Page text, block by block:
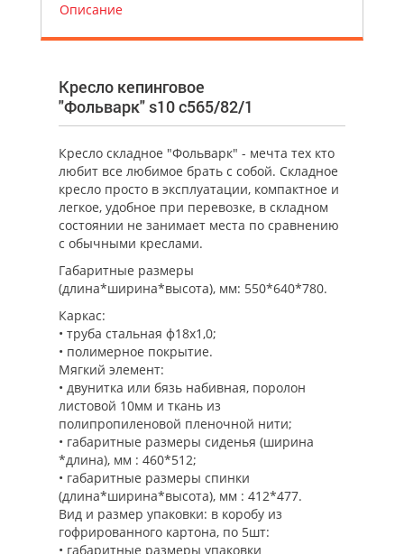
Описание
Кресло кепинговое
"Фольварк" s10 с565/82/1
Кресло складное "Фольварк" - мечта тех кто
любит все любимое брать с собой. Складное
кресло просто в эксплуатации, компактное и
легкое, удобное при перевозке, в складном
состоянии не занимает места по сравнению
с обычными креслами.
Габаритные размеры
(длина*ширина*высота), мм: 550*640*780.
Каркас:
• труба стальная ф18х1,0;
• полимерное покрытие.
Мягкий элемент:
• двунитка или бязь набивная, поролон
листовой 10мм и ткань из
полипропиленовой пленочной нити;
• габаритные размеры сиденья (ширина
*длина), мм : 460*512;
• габаритные размеры спинки
(длина*ширина*высота), мм : 412*477.
Вид и размер упаковки: в коробу из
гофрированного картона, по 5шт:
• габаритные размеры упаковки